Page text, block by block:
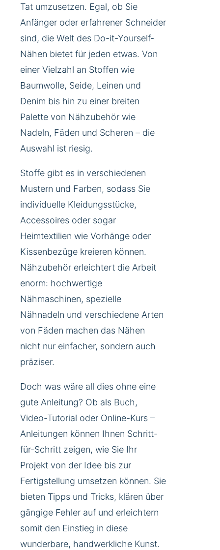
Tat umzusetzen. Egal, ob Sie
Anfänger oder erfahrener Schneider
sind, die Welt des Do-it-Yourself-
Nähen bietet für jeden etwas. Von
einer Vielzahl an Stoffen wie
Baumwolle, Seide, Leinen und
Denim bis hin zu einer breiten
Palette von Nähzubehör wie
Nadeln, Fäden und Scheren – die
Auswahl ist riesig.
Stoffe gibt es in verschiedenen
Mustern und Farben, sodass Sie
individuelle Kleidungsstücke,
Accessoires oder sogar
Heimtextilien wie Vorhänge oder
Kissenbezüge kreieren können.
Nähzubehör erleichtert die Arbeit
enorm: hochwertige
Nähmaschinen, spezielle
Nähnadeln und verschiedene Arten
von Fäden machen das Nähen
nicht nur einfacher, sondern auch
präziser.
Doch was wäre all dies ohne eine
gute Anleitung? Ob als Buch,
Video-Tutorial oder Online-Kurs –
Anleitungen können Ihnen Schritt-
für-Schritt zeigen, wie Sie Ihr
Projekt von der Idee bis zur
Fertigstellung umsetzen können. Sie
bieten Tipps und Tricks, klären über
gängige Fehler auf und erleichtern
somit den Einstieg in diese
wunderbare, handwerkliche Kunst.